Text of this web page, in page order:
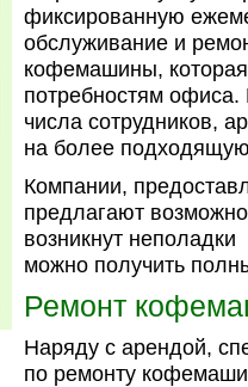
фиксированную
обслуживание и
кофемашины,
потребностям офиса.
числа сотрудников,
на более
Компании,
предлагают
возникнут неполадки
можно получить
Ремонт
Наряду с арендой,
по ремонту